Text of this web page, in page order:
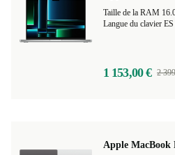
Taille de la RAM
Langue du clavier
1 153,00 € 2
Apple MacBook